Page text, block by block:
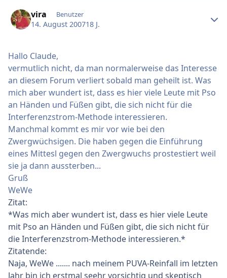
vira Benutzer
14. August 200718 J.
Hallo Claude,
vermutlich nicht, da man normalerweise das Interesse
an diesem Forum verliert sobald man geheilt ist. Was
mich aber wundert ist, dass es hier viele Leute mit Pso
an Händen und Füßen gibt, die sich nicht für die
Interferenzstrom-Methode interessieren.
Manchmal kommt es mir vor wie bei den
Zwergwüchsigen. Die haben gegen die Einführung
eines Mittesl gegen den Zwergwuchs prostestiert weil
sie ja dann aussterben...
Gruß
WeWe
Zitat:
*Was mich aber wundert ist, dass es hier viele Leute
mit Pso an Händen und Füßen gibt, die sich nicht für
die Interferenzstrom-Methode interessieren.*
Zitatende:
Naja, WeWe ....... nach meinem PUVA-Reinfall im letzten
Jahr bin ich erstmal seehr vorsichtig und skeptisch